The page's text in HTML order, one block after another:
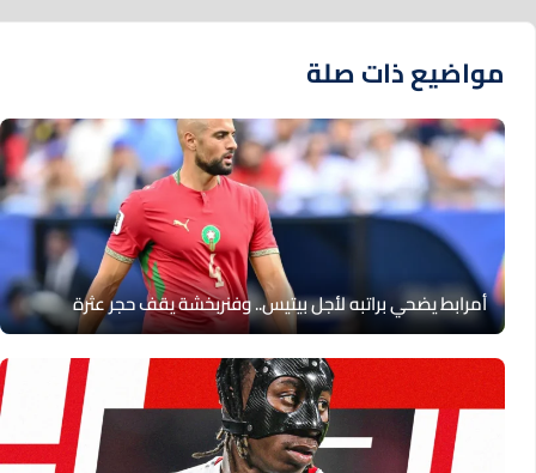
مواضيع ذات صلة
أمرابط يضحي براتبه لأجل بيتيس.. وفنربخشة يقف حجر عثرة